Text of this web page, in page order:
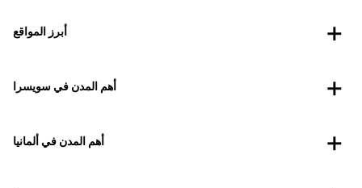
أبرز المواقع
أهم المدن في سويسرا
أهم المدن في ألمانيا